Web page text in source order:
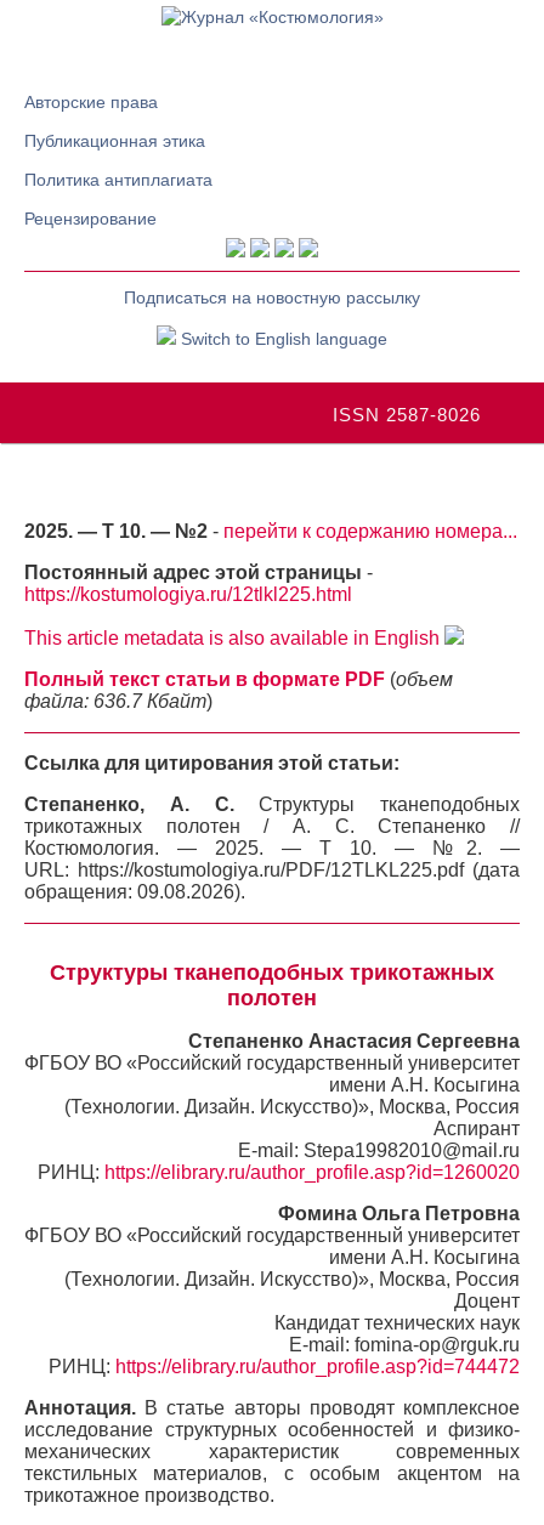
Авторские права
Публикационная этика
Политика антиплагиата
Рецензирование
Подписаться на новостную рассылку
Switch to English language
ISSN 2587-8026
2025. — Т 10. — №2 - перейти к содержанию номера...
Постоянный адрес этой страницы -
https://kostumologiya.ru/12tlkl225.html
This article metadata is also available in English
Полный текст статьи в формате PDF (объем
файла: 636.7 Кбайт)
Ссылка для цитирования этой статьи:
Степаненко, А. С.Структуры тканеподобных
трикотажных полотен / А. С. Степаненко //
Костюмология. — 2025. — Т 10. — №2. —
URL: https://kostumologiya.ru/PDF/12TLKL225.pdf (дата
обращения: 09.08.2026).
Структуры тканеподобных трикотажных
полотен
Степаненко Анастасия Сергеевна
ФГБОУ ВО «Российский государственный университет
имени А.Н. Косыгина
(Технологии. Дизайн. Искусство)», Москва, Россия
Аспирант
E-mail: Stepa19982010@mail.ru
РИНЦ: https://elibrary.ru/author_profile.asp?id=1260020
Фомина Ольга Петровна
ФГБОУ ВО «Российский государственный университет
имени А.Н. Косыгина
(Технологии. Дизайн. Искусство)», Москва, Россия
Доцент
Кандидат технических наук
E-mail: fomina-op@rguk.ru
РИНЦ: https://elibrary.ru/author_profile.asp?id=744472
Аннотация. В статье авторы проводят комплексное
исследование структурных особенностей и физико-
механических характеристик современных
текстильных материалов, с особым акцентом на
трикотажное производство.